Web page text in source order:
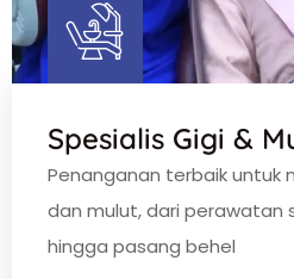
Spesialis Gigi &
Penanganan terbaik untuk
dan mulut, dari perawatan
hingga pasang behel